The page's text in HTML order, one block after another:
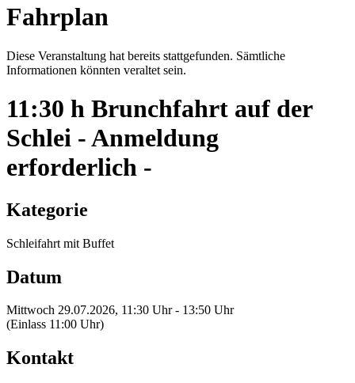
Fahrplan
Diese Veranstaltung hat bereits stattgefunden. Sämtliche
Informationen könnten veraltet sein.
11:30 h Brunchfahrt auf der
Schlei - Anmeldung
erforderlich -
Kategorie
Schleifahrt mit Buffet
Datum
Mittwoch 29.07.2026, 11:30 Uhr - 13:50 Uhr
(Einlass 11:00 Uhr)
Kontakt